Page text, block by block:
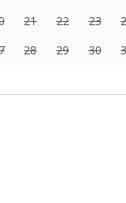
21 22 23
28 29 30